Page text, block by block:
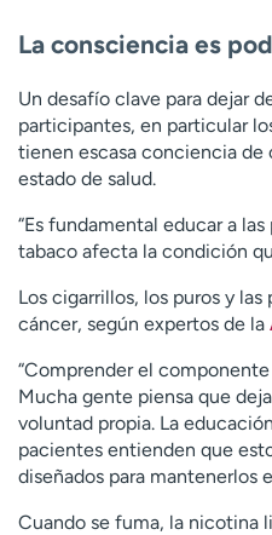
La consciencia es
Un desafío clave para dejar
participantes, en particular
tienen escasa conciencia
estado de salud.
“Es fundamental educar a
tabaco afecta la condición
Los cigarrillos, los puros y
cáncer, según expertos de la
“Comprender el
Mucha gente piensa que
voluntad propia. La
pacientes entienden que
diseñados para mantenerlos
Cuando se fuma, la nicotina